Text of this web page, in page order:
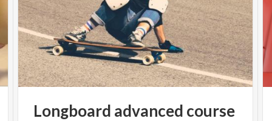
Longboard advanced course